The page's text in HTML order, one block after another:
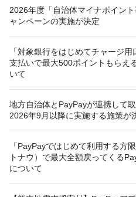
2026年度「自治体マイナポイン
ャンペーンの実施が決定
「対象銀行をはじめてチャージ
支払いで最大500ポイントもらえ
いて
地方自治体とPayPayが連携して
2026年9月以降に実施する施策が
「PayPayではじめて利用する方
トナウ）で最大全額戻ってくる
について